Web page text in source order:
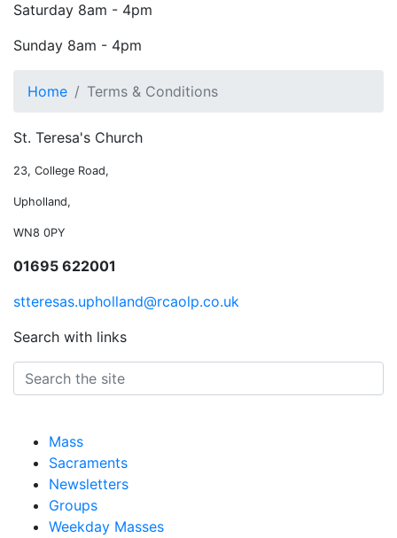
Saturday 8am - 4pm
Sunday 8am - 4pm
Home Terms & Conditions
St. Teresa's Church
23, College Road,
Upholland,
WN8 0PY
01695 622001
stteresas.upholland@rcaolp.co.uk
Search with links
Mass
Sacraments
Newsletters
Groups
Weekday Masses